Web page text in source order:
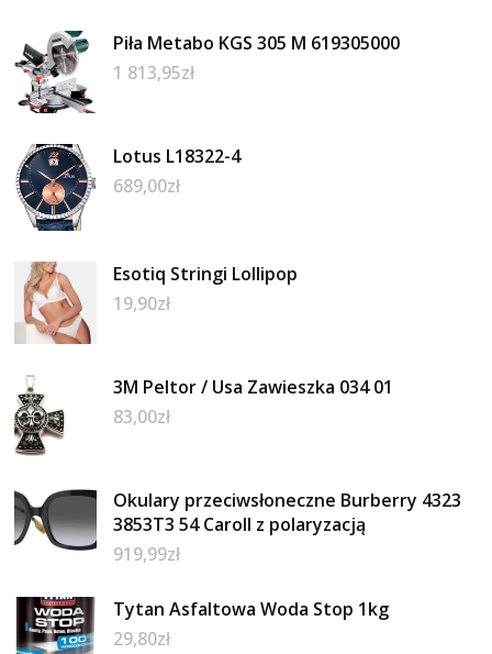
Piła Metabo KGS 305 M 619305000
1 813,95zł
Lotus L18322-4
689,00zł
Esotiq Stringi Lollipop
19,90zł
3M Peltor / Usa Zawieszka 034 01
83,00zł
Okulary przeciwsłoneczne Burberry 4323
3853T3 54 Caroll z polaryzacją
919,99zł
Tytan Asfaltowa Woda Stop 1kg
29,80zł